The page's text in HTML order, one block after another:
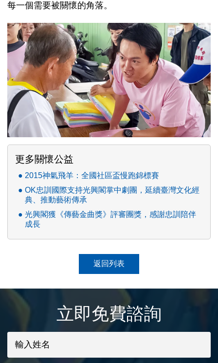
每一個需要被關懷的角落。
更多關懷公益
2015神氣飛羊：全國社區盃慢跑錦標賽
OK忠訓國際支持光興閣掌中劇團，延續臺灣文化經
典、推動藝術傳承
光興閣獲《傳藝金曲獎》評審團獎，感謝忠訓陪伴
成長
返回列表
立即免費諮詢